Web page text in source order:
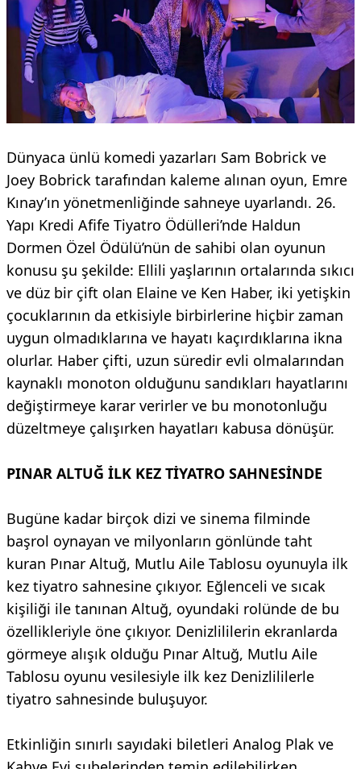
Dünyaca ünlü komedi yazarları Sam Bobrick ve
Joey Bobrick tarafından kaleme alınan oyun, Emre
Kınay’ın yönetmenliğinde sahneye uyarlandı. 26.
Yapı Kredi Afife Tiyatro Ödülleri’nde Haldun
Dormen Özel Ödülü’nün de sahibi olan oyunun
konusu şu şekilde: Ellili yaşlarının ortalarında sıkıcı
ve düz bir çift olan Elaine ve Ken Haber, iki yetişkin
çocuklarının da etkisiyle birbirlerine hiçbir zaman
uygun olmadıklarına ve hayatı kaçırdıklarına ikna
olurlar. Haber çifti, uzun süredir evli olmalarından
kaynaklı monoton olduğunu sandıkları hayatlarını
değiştirmeye karar verirler ve bu monotonluğu
düzeltmeye çalışırken hayatları kabusa dönüşür.
PINAR ALTUĞ İLK KEZ TİYATRO SAHNESİNDE
Bugüne kadar birçok dizi ve sinema filminde
başrol oynayan ve milyonların gönlünde taht
kuran Pınar Altuğ, Mutlu Aile Tablosu oyunuyla ilk
kez tiyatro sahnesine çıkıyor. Eğlenceli ve sıcak
kişiliği ile tanınan Altuğ, oyundaki rolünde de bu
özellikleriyle öne çıkıyor. Denizlililerin ekranlarda
görmeye alışık olduğu Pınar Altuğ, Mutlu Aile
Tablosu oyunu vesilesiyle ilk kez Denizlililerle
tiyatro sahnesinde buluşuyor.
Etkinliğin sınırlı sayıdaki biletleri Analog Plak ve